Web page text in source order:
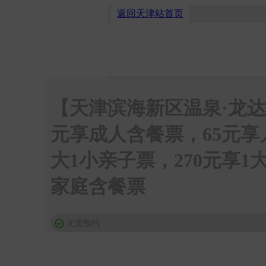
返回天津站首页
【天津滨海新区温泉·龙
元享成人含餐票，65元
大1小亲子票，270元享1
家庭含餐票
无需预约